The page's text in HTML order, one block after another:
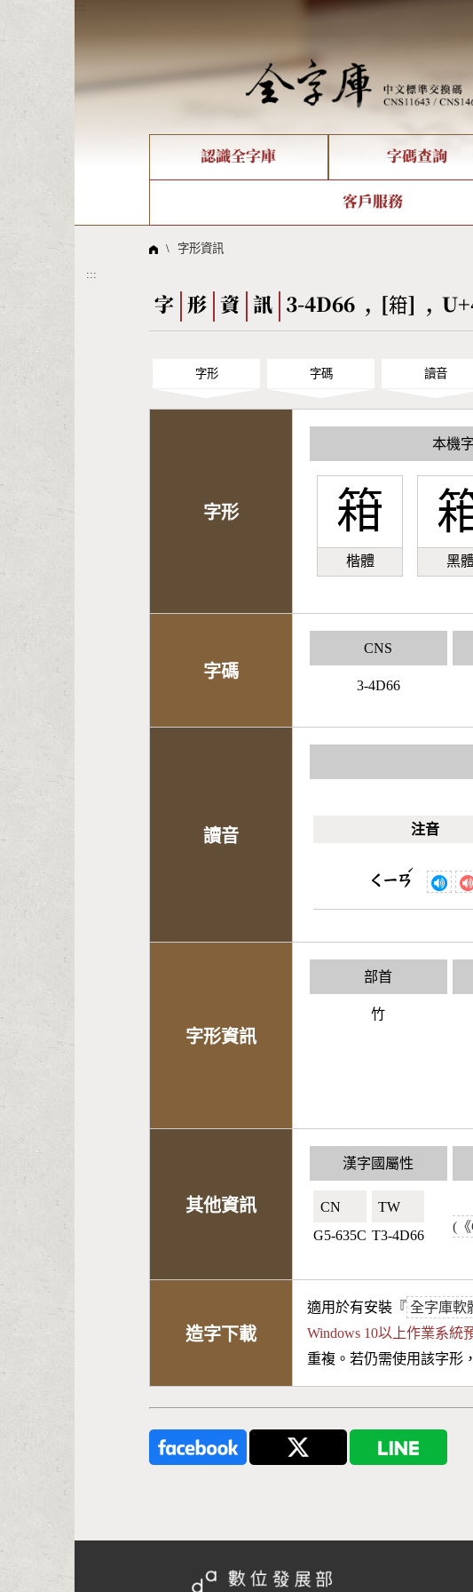
:::
認識全字庫
全字庫現況
線上教學
字碼查詢
部件查詢
倉頡查詢
Big5查詢 拼音查詢
造字解決方案
字形下載
客戶服務
問題集
\ 字形資訊
:::
字 形 資 訊 3-4D66 , [䈤] ,
字形 字碼 讀音
字形
本機
䈤
楷體 黑
字碼
CNS
3-4D66
讀音
注音
ㄑㄧㄢ
ˊ
字形資訊
部首
竹
其他資訊
漢字國屬性
CN🇨🇳
G5-635C
TW🇹🇼
T3-4D66
(
造字下載
適用於有安裝『 全字庫軟
Windows 10以上作業系統
重複。若仍需使用該字形